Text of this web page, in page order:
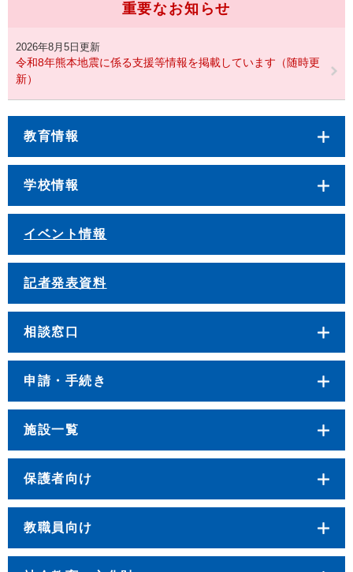
重要なお知らせ
2026年8月5日更新
令和8年熊本地震に係る支援等情報を掲載しています（随時更
新）
教育情報
学校情報
イベント情報
記者発表資料
相談窓口
申請・手続き
施設一覧
保護者向け
教職員向け